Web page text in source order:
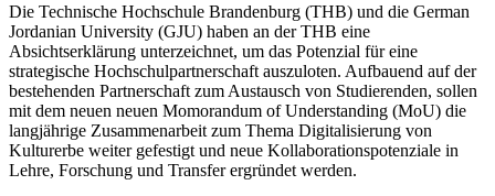
Die Technische Hochschule Brandenburg (THB) und die German
Jordanian University (GJU) haben an der THB eine
Absichtserklärung unterzeichnet, um das Potenzial für eine
strategische Hochschulpartnerschaft auszuloten. Aufbauend auf der
bestehenden Partnerschaft zum Austausch von Studierenden, sollen
mit dem neuen neuen Momorandum of Understanding (MoU) die
langjährige Zusammenarbeit zum Thema Digitalisierung von
Kulturerbe weiter gefestigt und neue Kollaborationspotenziale in
Lehre, Forschung und Transfer ergründet werden.